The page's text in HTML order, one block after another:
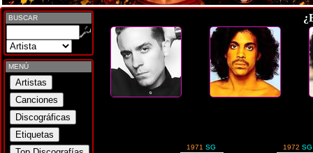
BUSCAR
MENÚ
1971SG 1972SG